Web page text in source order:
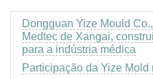
Dongguan Yize Mould
Medtec de Xangai,
para a indústria médica
Participação da Yize